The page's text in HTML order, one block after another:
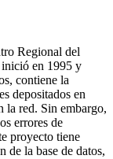
Regional del
en 1995 y
contiene la
depositados en
la red. Sin embargo,
errores de
proyecto tiene
la base de datos,